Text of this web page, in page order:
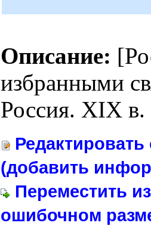
Описание:
избранными
Россия. XIX
(добавить
Переместить
ошибочном